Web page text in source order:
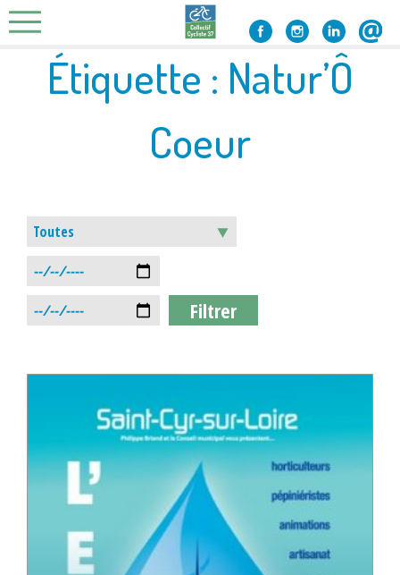
Skip
to
Étiquette : Natur’Ô
Coeur